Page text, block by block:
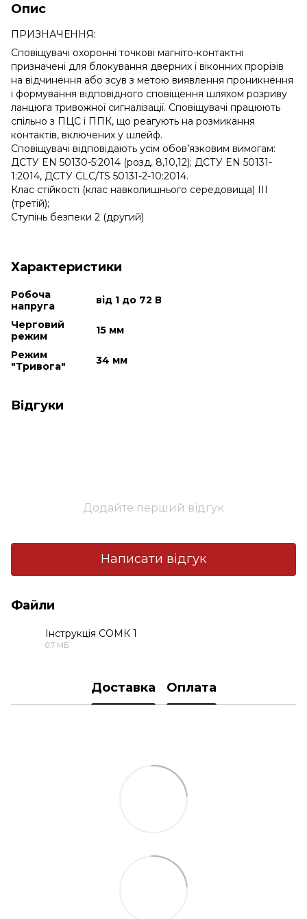
Опис
ПРИЗНАЧЕННЯ:
Сповіщувачі охоронні точкові магніто-контактні
призначені для блокування дверних і віконних прорізів
на відчинення або зсув з метою виявлення проникнення
і формування відповідного сповіщення шляхом розриву
ланцюга тривожної сигналізації. Сповіщувачі працюють
спільно з ПЦС і ППК, що реагують на розмикання
контактів, включених у шлейф.
Сповіщувачі відповідають усім обов’язковим вимогам:
ДСТУ EN 50130-5:2014 (розд. 8,10,12); ДСТУ EN 50131-
1:2014, ДСТУ CLC/TS 50131-2-10:2014.
Клас стійкості (клас навколишнього середовища) III
(третій);
Ступінь безпеки 2 (другий)
Характеристики
Робоча
напруга
від 1 до 72 В
Черговий
режим
15 мм
Режим
"Тривога"
34 мм
Відгуки
Додайте перший відгук
Написати відгук
Файли
Інструкція СОМК 1
0.7 МБ
Доставка Оплата